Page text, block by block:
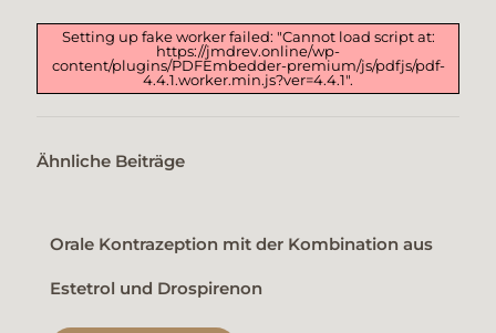
Setting up fake worker failed: "Cannot load script at:
https://jmdrev.online/wp-
content/plugins/PDFEmbedder-premium/js/pdfjs/pdf-
4.4.1.worker.min.js?ver=4.4.1".
Ähnliche Beiträge
Orale Kontrazeption mit der Kombination aus
Estetrol und Drospirenon